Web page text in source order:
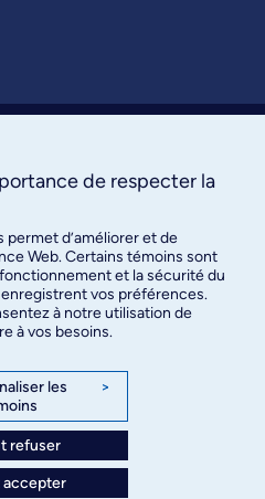
490
de respecter la
permet d’améliorer et de
Web. Certains témoins sont
et la sécurité du
enregistrent vos préférences.
à notre utilisation de
à vos besoins.
les
>
refuser
accepter